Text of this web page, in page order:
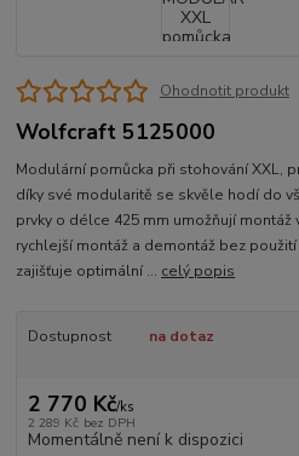
Ohodnotit produkt
Wolfcraft 5125000
Modulární pomůcka při stohování XXL,
díky své modularitě se skvěle hodí do
prvky o délce 425 mm umožňují montáž
rychlejší montáž a demontáž bez
zajišťuje optimální ... celý popis
Dostupnost na dotaz
2 770 Kč/ks
2 289 Kč bez DPH
Momentálně není k dispozici